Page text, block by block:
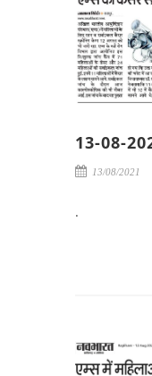
13-08-
13/08/2021
.